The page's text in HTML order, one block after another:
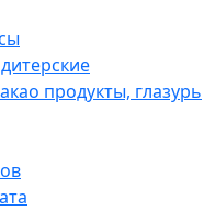
продукты, глазурь